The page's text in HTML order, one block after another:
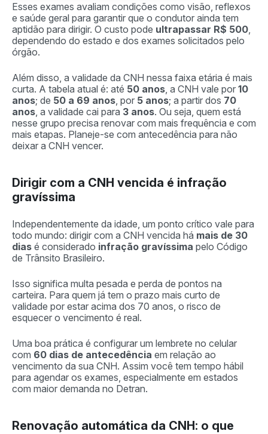
Esses exames avaliam condições como visão, reflexos
e saúde geral para garantir que o condutor ainda tem
aptidão para dirigir. O custo pode ultrapassar R$ 500,
dependendo do estado e dos exames solicitados pelo
órgão.
Além disso, a validade da CNH nessa faixa etária é mais
curta. A tabela atual é: até 50 anos, a CNH vale por 10
anos; de 50 a 69 anos, por 5 anos; a partir dos 70
anos, a validade cai para 3 anos. Ou seja, quem está
nesse grupo precisa renovar com mais frequência e com
mais etapas. Planeje-se com antecedência para não
deixar a CNH vencer.
Dirigir com a CNH vencida é infração
gravíssima
Independentemente da idade, um ponto crítico vale para
todo mundo: dirigir com a CNH vencida há mais de 30
dias é considerado infração gravíssima pelo Código
de Trânsito Brasileiro.
Isso significa multa pesada e perda de pontos na
carteira. Para quem já tem o prazo mais curto de
validade por estar acima dos 70 anos, o risco de
esquecer o vencimento é real.
Uma boa prática é configurar um lembrete no celular
com 60 dias de antecedência em relação ao
vencimento da sua CNH. Assim você tem tempo hábil
para agendar os exames, especialmente em estados
com maior demanda no Detran.
Renovação automática da CNH: o que